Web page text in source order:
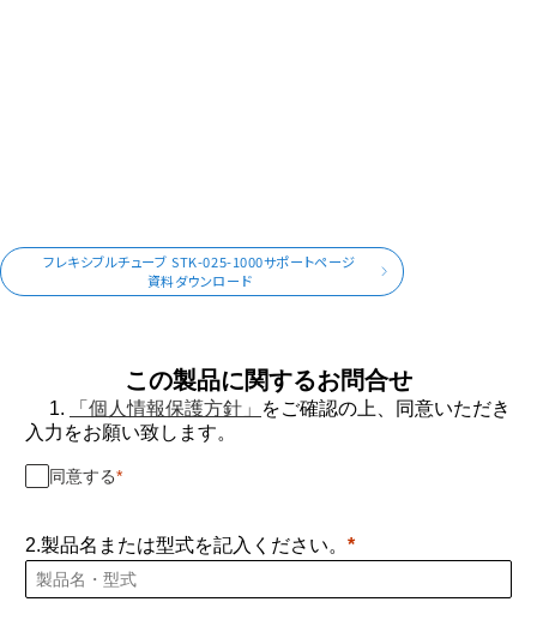
フレキシブルチューブ STK-025-1000サポートページ
資料ダウンロード
この製品に関するお問合せ
1. 「個人情報保護方針」
をご確認の上、同意いただき
入力をお願い致します。
同意する
2.製品名または型式を記入ください。